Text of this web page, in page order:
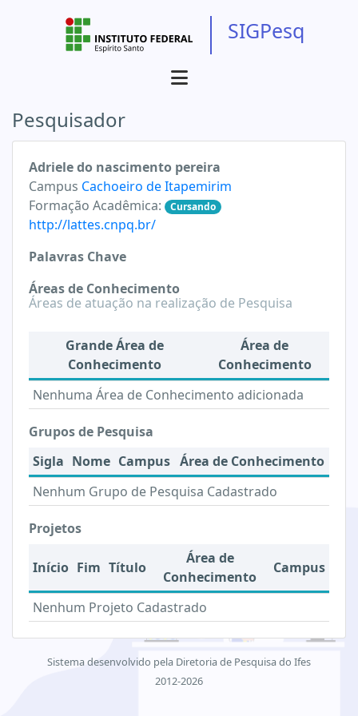
SIGPesq
Pesquisador
Adriele do nascimento pereira
Campus Cachoeiro de Itapemirim
Formação Acadêmica:
Cursando
http://lattes.cnpq.br/
Palavras Chave
Áreas de Conhecimento
Áreas de atuação na realização de Pesquisa
Grande Área de
Conhecimento
Área de
Conhecimento
Nenhuma Área de Conhecimento adicionada
Grupos de Pesquisa
Sigla Nome Campus Área de Conhecimento
Nenhum Grupo de Pesquisa Cadastrado
Projetos
Início Fim Título
Área de
Conhecimento
Campus
Nenhum Projeto Cadastrado
Sistema desenvolvido pela Diretoria de Pesquisa do Ifes
2012-2026